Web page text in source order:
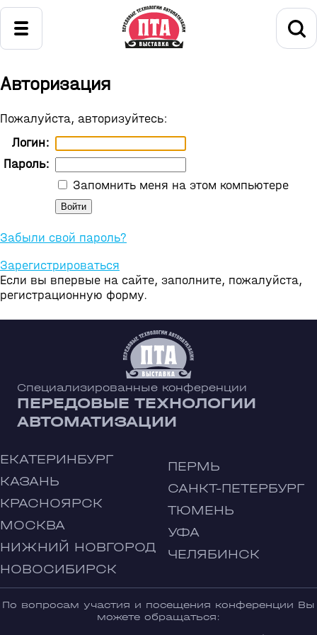
Авторизация
Пожалуйста, авторизуйтесь:
Логин:
Пароль:
Запомнить меня на этом компьютере
Забыли свой пароль?
Зарегистрироваться
Если вы впервые на сайте, заполните, пожалуйста,
регистрационную форму.
Специализированные конференции
ПЕРЕДОВЫЕ ТЕХНОЛОГИИ
АВТОМАТИЗАЦИИ
ЕКАТЕРИНБУРГ
КАЗАНЬ
КРАСНОЯРСК
МОСКВА
НИЖНИЙ НОВГОРОД
НОВОСИБИРСК
ПЕРМЬ
САНКТ-ПЕТЕРБУРГ
ТЮМЕНЬ
УФА
ЧЕЛЯБИНСК
По вопросам участия и посещения конференции Вы
можете обращаться: